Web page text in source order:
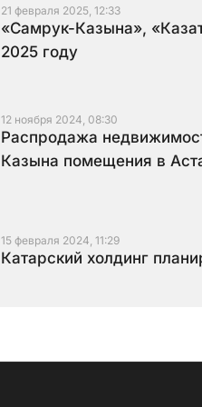
21 февраля 2025, 12:33
«Самрук-Казына»,
2025 году
12 ноября 2024, 08:30
Распродажа
Казына помещения в
15 февраля 2024, 11:29
Катарский холдинг